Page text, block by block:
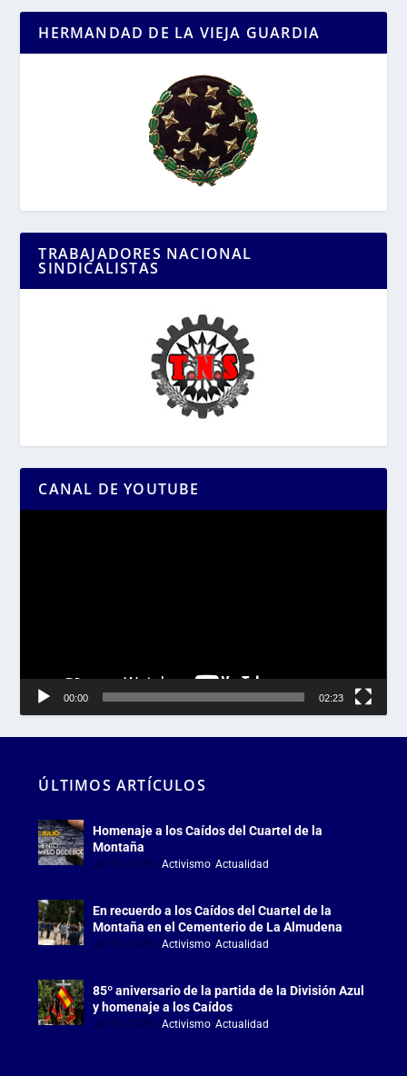
HERMANDAD DE LA VIEJA GUARDIA
TRABAJADORES NACIONAL
SINDICALISTAS
CANAL DE YOUTUBE
00:00 02:23
ÚLTIMOS ARTÍCULOS
Homenaje a los Caídos del Cuartel de la
Montaña
Jul 18, 2026 |Activismo,Actualidad
En recuerdo a los Caídos del Cuartel de la
Montaña en el Cementerio de La Almudena
Jul 18, 2026 |Activismo,Actualidad
85º aniversario de la partida de la División Azul
y homenaje a los Caídos
Jul 15, 2026 |Activismo,Actualidad